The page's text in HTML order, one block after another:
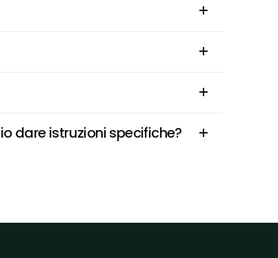
dare istruzioni specifiche?